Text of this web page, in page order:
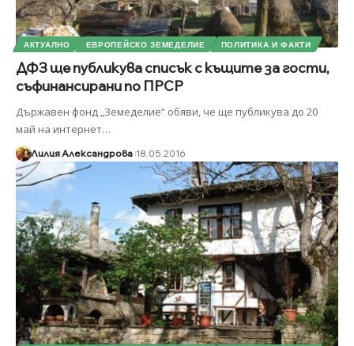
АКТУАЛНО ЕВРОПЕЙСКО ЗЕМЕДЕЛИЕ ПОЛИТИКА И ФАКТИ
ДФЗ ще публикува списък с къщите за гости,
съфинансирани по ПРСР
Държавен фонд „Земеделие“ обяви, че ще публикува до 20
май на интернет…
Лилия Александрова 18.05.2016